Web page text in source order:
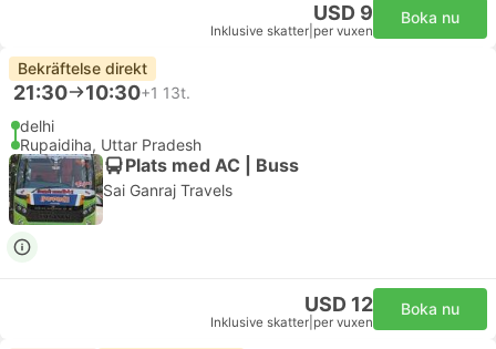
USD 9
Inklusive skatter per vuxen
Boka nu
Bekräftelse direkt
21:30 10:30+1 13t.
delhi
Rupaidiha, Uttar Pradesh
Plats med AC | Buss
Sai Ganraj Travels
USD 12
Inklusive skatter per vuxen
Boka nu